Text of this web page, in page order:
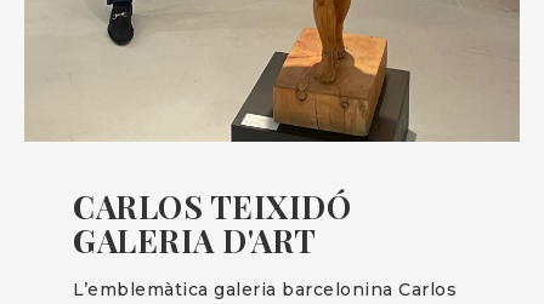
CARLOS TEIXIDÓ
GALERIA D'ART
L’emblemàtica galeria barcelonina Carlos